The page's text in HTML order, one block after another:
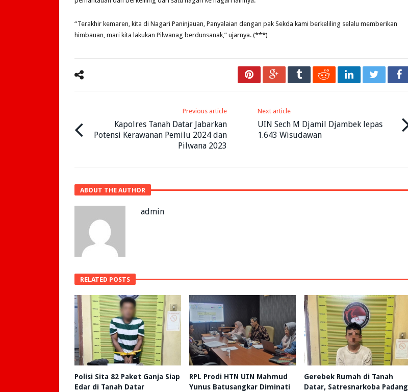
“Terakhir kemaren, kita di Nagari Paninjauan, Panyalaian dengan pak Sekda kami berkeliling selalu memberikan
himbauan, mari kita lakukan Pilwanag berdunsanak,” ujarnya. (***)
Previous article
Kapolres Tanah Datar Jabarkan
Potensi Kerawanan Pemilu 2024 dan
Pilwana 2023
Next article
UIN Sech M Djamil Djambek lepas
1.643 Wisudawan
ABOUT THE AUTHOR
admin
RELATED POSTS
Polisi Sita 82 Paket Ganja Siap
Edar di Tanah Datar
RPL Prodi HTN UIN Mahmud
Yunus Batusangkar Diminati
Gerebek Rumah di Tanah
Datar, Satresnarkoba Padang